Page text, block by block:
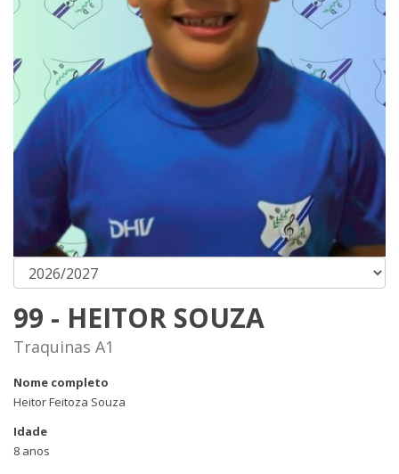
99 - HEITOR SOUZA
Traquinas A1
Nome completo
Heitor Feitoza Souza
Idade
8 anos